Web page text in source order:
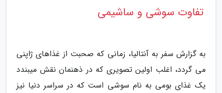
تفاوت سوشی و ساشیمی
به گزارش سفر به آنتالیا، زمانی که صحبت از غذاهای ژاپنی
می گردد، اغلب اولین تصویری که در ذهنمان نقش میبندد
یک غذای بومی به نام سوشی است که در سراسر دنیا نیز